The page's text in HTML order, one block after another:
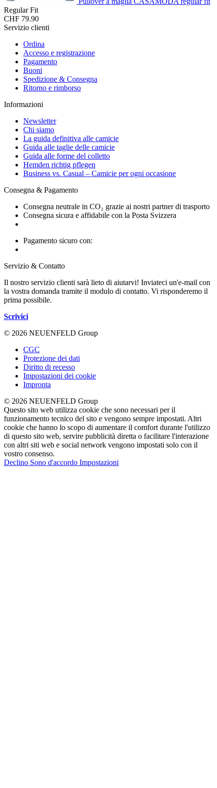
Regular Fit
CHF 79.90
Servizio clienti
Ordina
Accesso e registrazione
Pagamento
Buoni
Spedizione & Consegna
Ritorno e rimborso
Informazioni
Newsletter
Chi siamo
La guida definitiva alle camicie
Guida alle taglie delle camicie
Guida alle forme del colletto
Hemden richtig pflegen
Business vs. Casual – Camicie per ogni occasione
Consegna & Pagamento
Consegna neutrale in CO₂ grazie ai nostri partner di trasporto
Consegna sicura e affidabile con la Posta Svizzera
Pagamento sicuro con:
Servizio & Contatto
Il nostro servizio clienti sarà lieto di aiutarvi! Inviateci un'e-mail con
la vostra domanda tramite il modulo di contatto. Vi risponderemo il
prima possibile.
Scrivici
© 2026 NEUENFELD Group
CGC
Protezione dei dati
Diritto di recesso
Impostazioni dei cookie
Impronta
© 2026 NEUENFELD Group
Questo sito web utilizza cookie che sono necessari per il
funzionamento tecnico del sito e vengono sempre impostati. Altri
cookie che hanno lo scopo di aumentare il comfort durante l'utilizzo
di questo sito web, servire pubblicità diretta o facilitare l'interazione
con altri siti web e social network vengono impostati solo con il
vostro consenso.
Declino Sono d'accordo Impostazioni